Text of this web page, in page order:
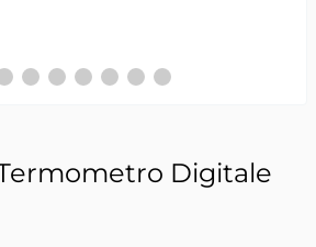
1
Slide 2Slide 3Slide 4
Slide 5Slide 6
Slide 7Slide 8
Digitale